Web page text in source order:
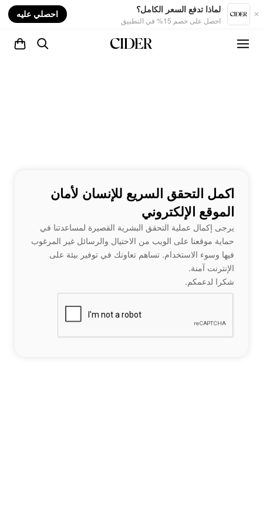
لماذا تدفع السعر الكامل؟
احصل على خصم 15% في التطبيق
احصلي عليه
اكمل التحقق السريع للإنسان لأمان
الموقع الإلكتروني
يرجى إكمال عملية التحقق البشرية القصيرة لمساعدتنا في
حماية موقعنا على الويب من الاحتيال والرسائل غير المرغوب
فيها وسوء الاستخدام. تساهم تعاونك في توفير بيئة على
الإنترنت آمنة.
شكرا لدعمكم.